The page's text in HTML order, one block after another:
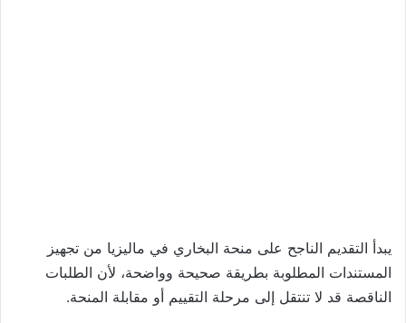
يبدأ التقديم الناجح على منحة البخاري في ماليزيا من تجهيز
المستندات المطلوبة بطريقة صحيحة وواضحة، لأن الطلبات
الناقصة قد لا تنتقل إلى مرحلة التقييم أو مقابلة المنحة.